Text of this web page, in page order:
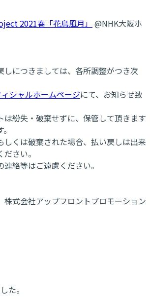
2021春「花鳥風月」 @NHK大阪ホ
につきましては、各所調整がつき次
シャルホームページにて、お知らせ致
紛失・破棄せずに、保管して頂きます
くは破棄された場合、払い戻しは出来
さい。
絡等はご遠慮ください。
株式会社アップフロントプロモーション
た。